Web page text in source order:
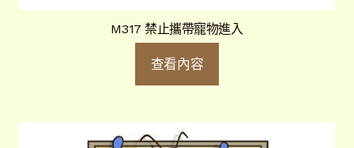
M317 禁止攜帶寵物進入
查看內容